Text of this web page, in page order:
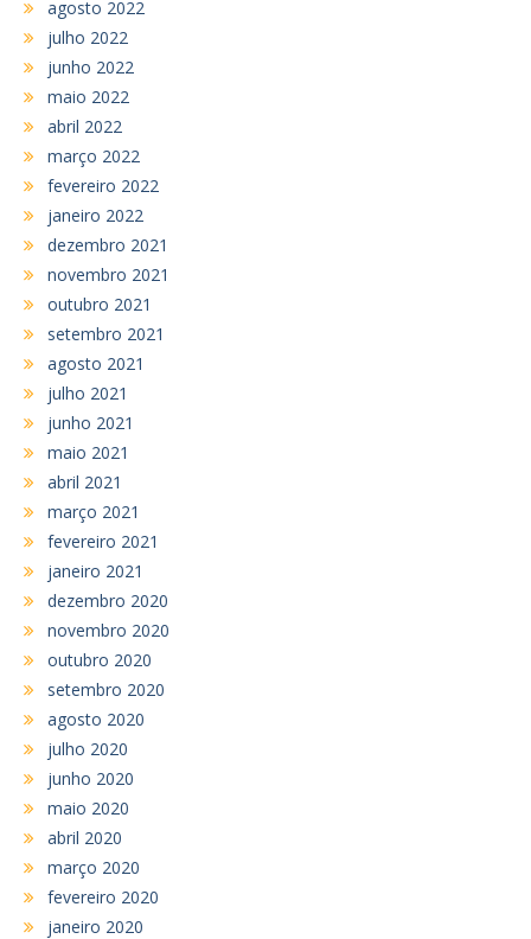
agosto 2022
julho 2022
junho 2022
maio 2022
abril 2022
março 2022
fevereiro 2022
janeiro 2022
dezembro 2021
novembro 2021
outubro 2021
setembro 2021
agosto 2021
julho 2021
junho 2021
maio 2021
abril 2021
março 2021
fevereiro 2021
janeiro 2021
dezembro 2020
novembro 2020
outubro 2020
setembro 2020
agosto 2020
julho 2020
junho 2020
maio 2020
abril 2020
março 2020
fevereiro 2020
janeiro 2020